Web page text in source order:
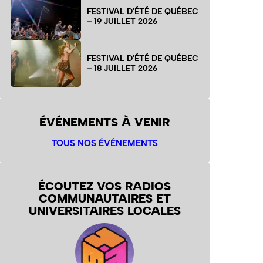
FESTIVAL D’ÉTÉ DE QUÉBEC
– 19 JUILLET 2026
FESTIVAL D’ÉTÉ DE QUÉBEC
– 18 JUILLET 2026
ÉVÉNEMENTS À VENIR
TOUS NOS ÉVÉNEMENTS
ÉCOUTEZ VOS RADIOS
COMMUNAUTAIRES ET
UNIVERSITAIRES LOCALES